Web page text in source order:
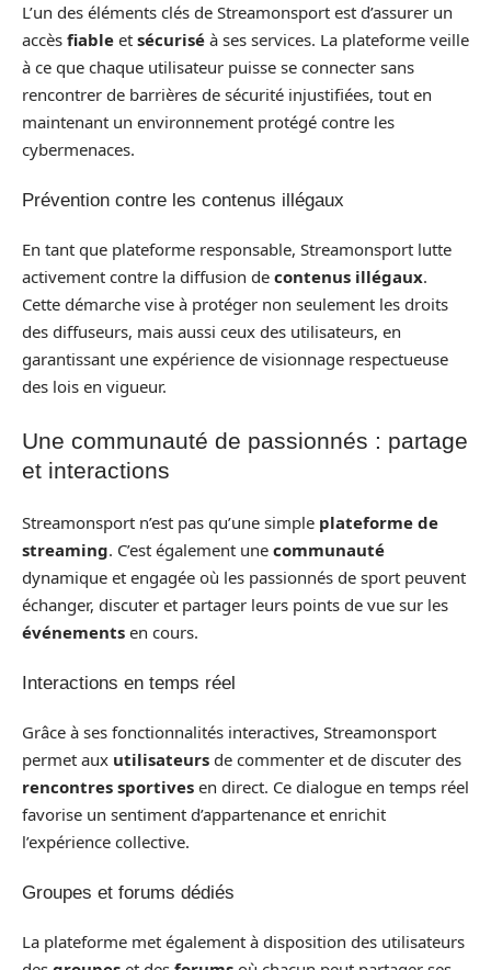
L’un des éléments clés de Streamonsport est d’assurer un
accès fiable et sécurisé à ses services. La plateforme veille
à ce que chaque utilisateur puisse se connecter sans
rencontrer de barrières de sécurité injustifiées, tout en
maintenant un environnement protégé contre les
cybermenaces.
Prévention contre les contenus illégaux
En tant que plateforme responsable, Streamonsport lutte
activement contre la diffusion de contenus illégaux.
Cette démarche vise à protéger non seulement les droits
des diffuseurs, mais aussi ceux des utilisateurs, en
garantissant une expérience de visionnage respectueuse
des lois en vigueur.
Une communauté de passionnés : partage
et interactions
Streamonsport n’est pas qu’une simple plateforme de
streaming. C’est également une communauté
dynamique et engagée où les passionnés de sport peuvent
échanger, discuter et partager leurs points de vue sur les
événements en cours.
Interactions en temps réel
Grâce à ses fonctionnalités interactives, Streamonsport
permet aux utilisateurs de commenter et de discuter des
rencontres sportives en direct. Ce dialogue en temps réel
favorise un sentiment d’appartenance et enrichit
l’expérience collective.
Groupes et forums dédiés
La plateforme met également à disposition des utilisateurs